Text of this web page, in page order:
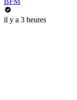
il y a 3 heures